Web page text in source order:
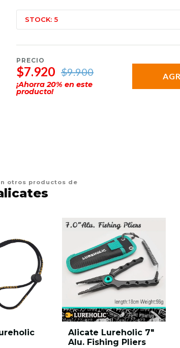
STOCK: 5
PRECIO
$7.920 $9.900
¡Ahorra20% en este
producto!
otros productos de
Alicate Lureholic 7″
Alu. Fishing Pliers